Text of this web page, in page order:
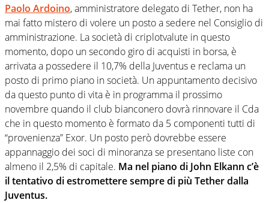
Paolo Ardoino, amministratore delegato di Tether, non ha
mai fatto mistero di volere un posto a sedere nel Consiglio di
amministrazione. La società di criplotvalute in questo
momento, dopo un secondo giro di acquisti in borsa, è
arrivata a possedere il 10,7% della Juventus e reclama un
posto di primo piano in società. Un appuntamento decisivo
da questo punto di vita è in programma il prossimo
novembre quando il club bianconero dovrà rinnovare il Cda
che in questo momento è formato da 5 componenti tutti di
“provenienza” Exor. Un posto però dovrebbe essere
appannaggio dei soci di minoranza se presentano liste con
almeno il 2,5% di capitale. Ma nel piano di John Elkann c’è
il tentativo di estromettere sempre di più Tether dalla
Juventus.